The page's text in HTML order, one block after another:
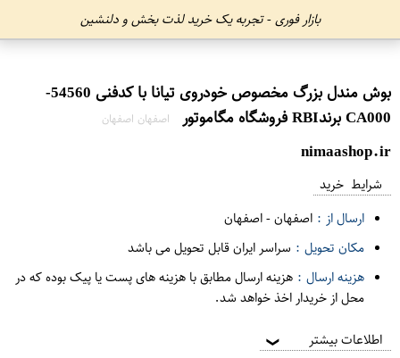
بازار فوری - تجربه یک خرید لذت بخش و دلنشین
بوش مندل بزرگ مخصوص خودروی تیانا با کدفنی 54560-
CA000 برندRBI فروشگاه مگاموتور
اصفهان اصفهان
nimaashop.ir
شرایط خرید
ارسال از : اصفهان-اصفهان
مکان تحویل : سراسر ایران قابل تحویل می باشد
هزینه ارسال : هزینه ارسال مطابق با هزینه های پست یا پیک بوده که در
محل از خریدار اخذ خواهد شد.
اطلاعات بیشتر ❯